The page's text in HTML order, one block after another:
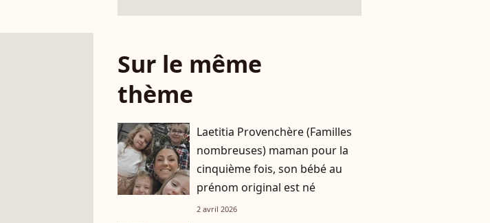
Sur le même
thème
Laetitia Provenchère (Familles
nombreuses) maman pour la
cinquième fois, son bébé au
prénom original est né
2 avril 2026